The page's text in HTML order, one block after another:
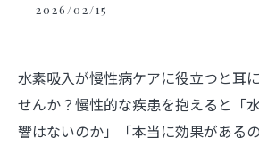
2026/02/15
水素吸入が慢性病ケアに役立つと耳
せんか？慢性的な疾患を抱えると「
響はないのか」「本当に効果がある